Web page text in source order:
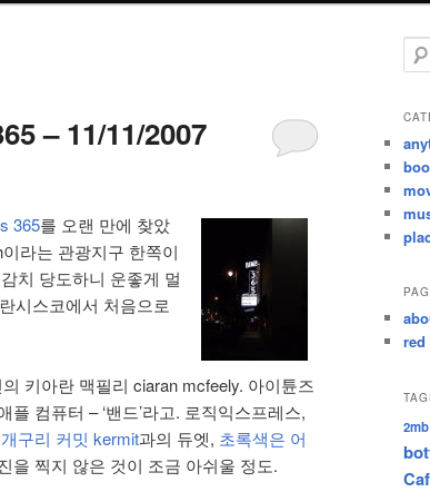
– 11/11/2007
365를 오랜 만에 찾았
라는 관광지구 한쪽이
치 당도하니 운좋게 멀
시스코에서 처음으로
키아란 맥필리 ciaran mcfeely. 아이튠즈
컴퓨터 – ‘밴드’라고. 로직익스프레스,
개구리 커밋 kermit과의 듀엣, 초록색은 어
을 찍지 않은 것이 조금 아쉬울 정도.
e
r
h
red
2mb